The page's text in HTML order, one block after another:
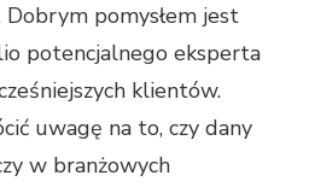
Dobrym pomysłem jest
potencjalnego eksperta
klientów.
uwagę na to, czy dany
w branżowych